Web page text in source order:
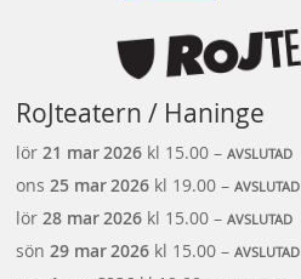
RoJteatern / Haninge
lör 21 mar 2026kl 15.00 – AVSLUTAD
ons 25 mar 2026kl 19.00 – AVSLUTAD
lör28 mar2026kl 15.00 – AVSLUTAD
sön29 mar2026kl 15.00 – AVSLUTAD